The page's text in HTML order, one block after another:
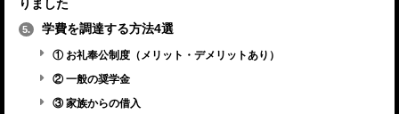
りました
5. 学費を調達する方法4選
① お礼奉公制度（メリット・デメリットあり）
② 一般の奨学金
③ 家族からの借入